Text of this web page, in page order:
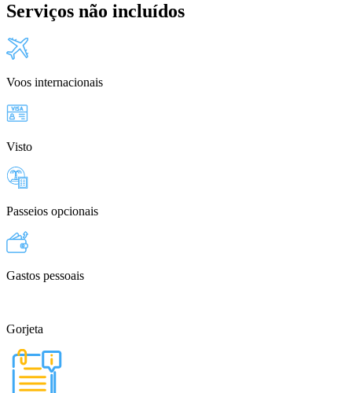
Serviços não incluídos
Voos internacionais
Visto
Passeios opcionais
Gastos pessoais
Gorjeta